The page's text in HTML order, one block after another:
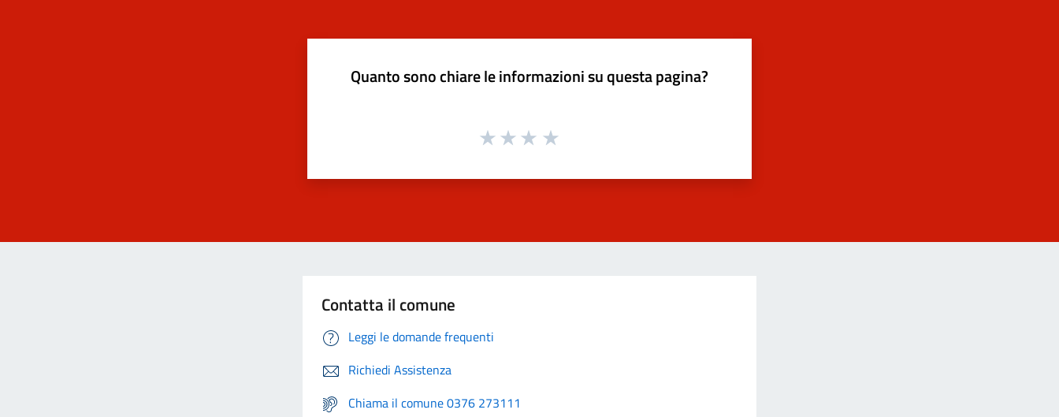
Quanto sono chiare le informazioni su questa pagina?
Contatta il comune
Leggi le domande frequenti
Richiedi Assistenza
Chiama il comune 0376 273111